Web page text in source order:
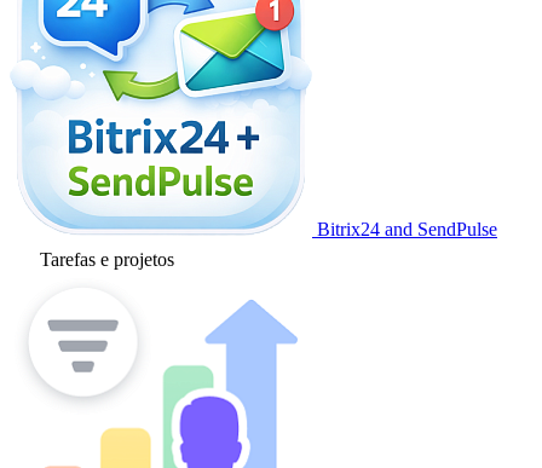
Bitrix24 and SendPulse
Tarefas e projetos